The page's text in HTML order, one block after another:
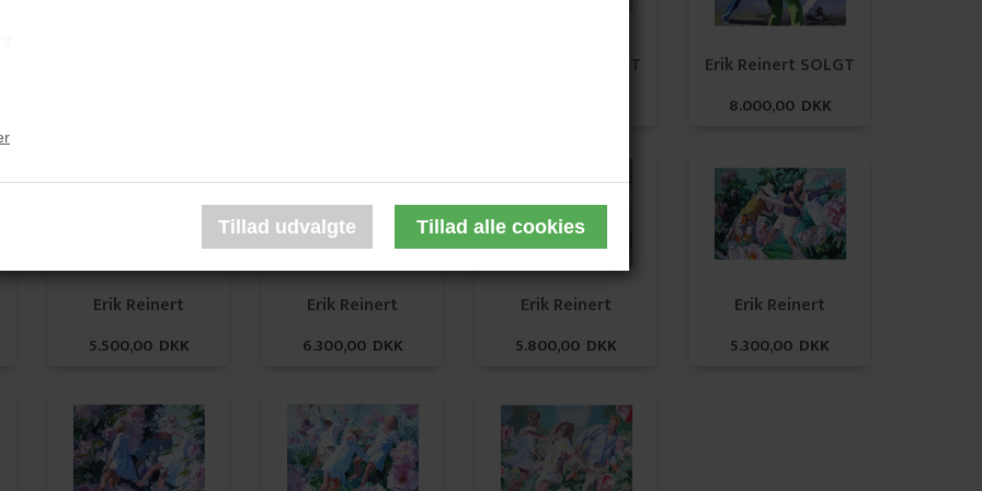
Erik Reinert SOLGT Erik Reinert SOLGT
8.000,00 DKK
Erik Reinert
5.500,00 DKK
Erik Reinert
6.300,00 DKK
Erik Reinert
5.800,00 DKK
Erik Reinert
5.300,00 DKK